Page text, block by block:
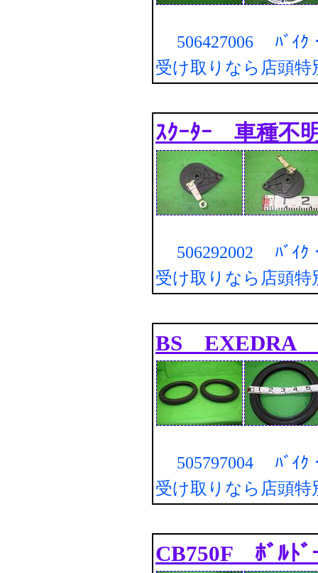
506427006 ﾊﾞｲｸ
受け取りなら店頭特
ｽｸｰﾀｰ 車種不
506292002 ﾊﾞｲｸ
受け取りなら店頭特
BS EXEDRA
505797004 ﾊﾞｲｸ
受け取りなら店頭特
CB750F ﾎﾞﾙﾄ